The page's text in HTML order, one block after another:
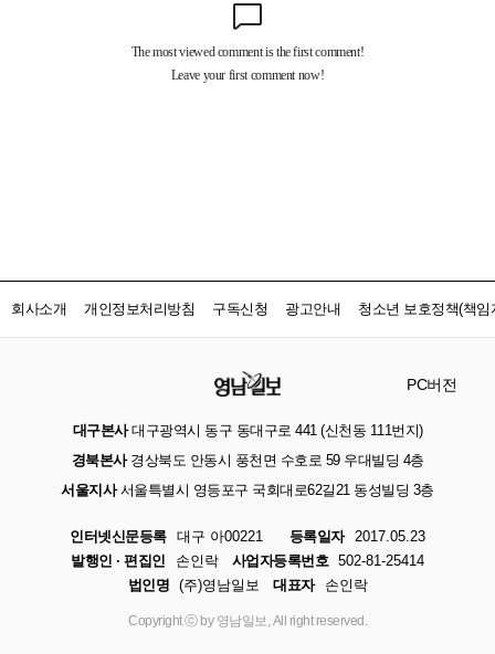
회사소개 개인정보처리방침 구독신청 광고안내 청소년 보호정책(책임
PC버전
대구본사대구광역시 동구 동대구로 441 (신천동 111번지)
경북본사경상북도 안동시 풍천면 수호로 59 우대빌딩 4층
서울지사서울특별시 영등포구 국회대로62길21 동성빌딩 3층
인터넷신문등록 대구 아00221 등록일자
2017.05.23
발행인 · 편집인
손인락 사업자등록번호 502-81-25414
법인명 (주)영남일보 대표자 손인락
Copyright ⓒ by 영남일보, All right reserved.